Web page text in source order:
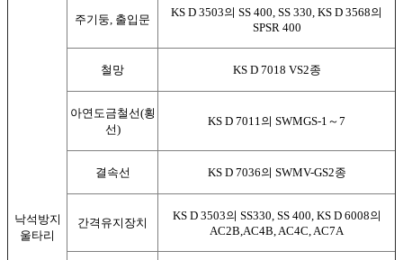
낙석방지
울타리
주기둥, 출입문
KS D 3503의 SS 400, SS 330, KS D 3568의
SPSR 400
철망 KS D 7018 VS2종
아연도금철선(횡
선)
KS D 7011의 SWMGS-1～7
결속선 KS D 7036의 SWMV-GS2종
간격유지장치
KS D 3503의 SS330, SS 400, KS D 6008의
AC2B,AC4B, AC4C, AC7A